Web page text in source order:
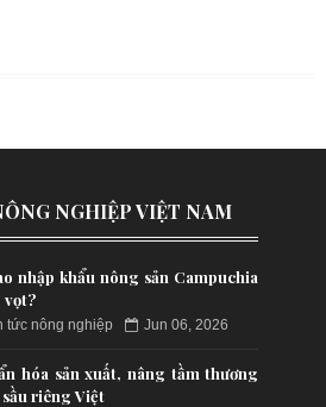
NGHIỆP VIỆT NAM
nhập khẩu nông sản Campuchia
vọt?
tức nông nghiệp Jun 06, 2026
hóa sản xuất, nâng tầm thương
riêng Việt